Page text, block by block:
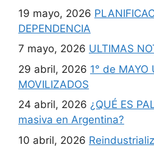
19 mayo, 2026
DEPENDENCIA
7 mayo, 2026 ULTIMAS
29 abril, 2026 1° de MAYO
MOVILIZADOS
24 abril, 2026 ¿QUÉ ES
masiva en Argentina?
10 abril, 2026